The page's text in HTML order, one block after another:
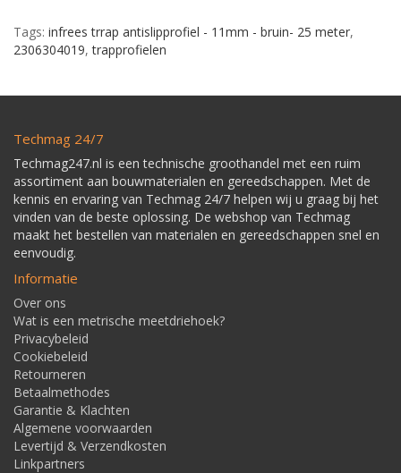
Tags: infrees trrap antislipprofiel - 11mm - bruin- 25 meter,
2306304019,trapprofielen
Techmag 24/7
Techmag247.nl is een technische groothandel met een ruim
assortiment aan bouwmaterialen en gereedschappen. Met de
kennis en ervaring van Techmag 24/7 helpen wij u graag bij het
vinden van de beste oplossing. De webshop van Techmag
maakt het bestellen van materialen en gereedschappen snel en
eenvoudig.
Informatie
Over ons
Wat is een metrische meetdriehoek?
Privacybeleid
Cookiebeleid
Retourneren
Betaalmethodes
Garantie & Klachten
Algemene voorwaarden
Levertijd & Verzendkosten
Linkpartners